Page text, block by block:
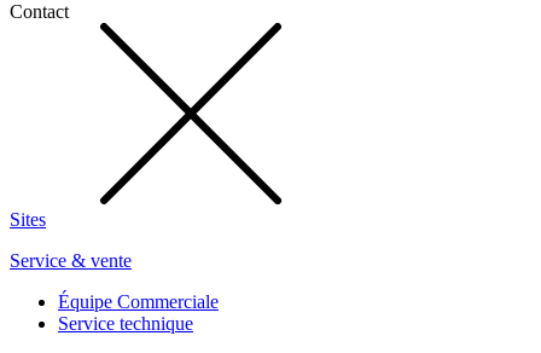
Contact
Sites
Service & vente
Équipe Commerciale
Service technique